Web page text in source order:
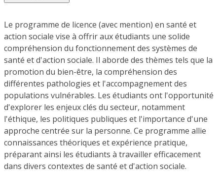
Le programme de licence (avec mention) en santé et
action sociale vise à offrir aux étudiants une solide
compréhension du fonctionnement des systèmes de
santé et d'action sociale. Il aborde des thèmes tels que la
promotion du bien-être, la compréhension des
différentes pathologies et l'accompagnement des
populations vulnérables. Les étudiants ont l'opportunité
d'explorer les enjeux clés du secteur, notamment
l'éthique, les politiques publiques et l'importance d'une
approche centrée sur la personne. Ce programme allie
connaissances théoriques et expérience pratique,
préparant ainsi les étudiants à travailler efficacement
dans divers contextes de santé et d'action sociale.